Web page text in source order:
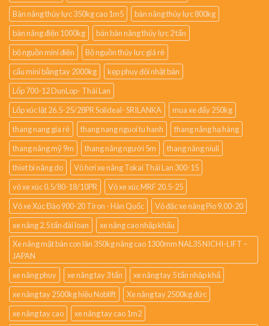
Bàn nâng thủy lực 350kg cao 1m5
bàn nâng thủy lực 800kg
bàn nâng điện 1000kg
bán bàn nâng thủy lực 2 tấn
bộ nguồn mini điện
Bộ nguồn thủy lực giá rẻ
cẩu mini bằng tay 2000kg
kẹp phuy đôi nhật bản
Lốp 700-12 DunLop- Thái Lan
Lốp xúc lật 26.5-25/28PR Solideal- SRILANKA
mua xe đẩy 250kg
thang nang gia rẻ
thang nang nguoi tu hanh
thang nâng hạ hàng
thang nâng mỹ 9m
thang nâng người 5m
thang nâng niuli
thiet bi nâng do
Vỏ hơi xe nâng Tokai Thái Lan 300-15
vỏ xe xúc 0.5/80-18/10PR
Vỏ xe xúc MRF 20.5-25
Vỏ xe Xúc Đào 900-20 Tiron - Hàn Quốc
Vỏ đặc xe nâng Pio 9.00-20
xe nâng 2.5 tấn đài loan
xe nâng cao nhập khẩu
Xe nâng mặt bàn con lăn 350kg nâng cao 1300mm NAL35 NICHI-LIFT –
JAPAN
xe nâng phuy
xe nâng tay 3 tấn
xe nâng tay 5 tấn nhập khẩ
xe nâng tay 2500kg hiệu Noblift
Xe nâng tay 2500kg đức
xe nâng tay cao
xe nâng tay cao 1m2